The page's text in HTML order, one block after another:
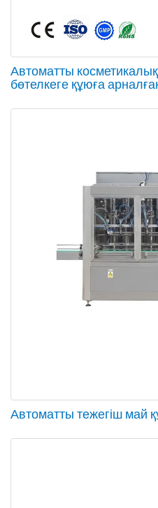
Автоматты
бөтелкеге құюға
Автоматты тежегіш май